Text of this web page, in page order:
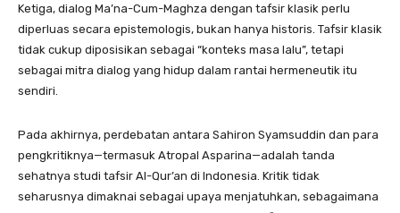
Ketiga, dialog Ma’na-Cum-Maghza dengan tafsir klasik perlu
diperluas secara epistemologis, bukan hanya historis. Tafsir klasik
tidak cukup diposisikan sebagai “konteks masa lalu”, tetapi
sebagai mitra dialog yang hidup dalam rantai hermeneutik itu
sendiri.
Pada akhirnya, perdebatan antara Sahiron Syamsuddin dan para
pengkritiknya—termasuk Atropal Asparina—adalah tanda
sehatnya studi tafsir Al-Qur’an di Indonesia. Kritik tidak
seharusnya dimaknai sebagai upaya menjatuhkan, sebagaimana